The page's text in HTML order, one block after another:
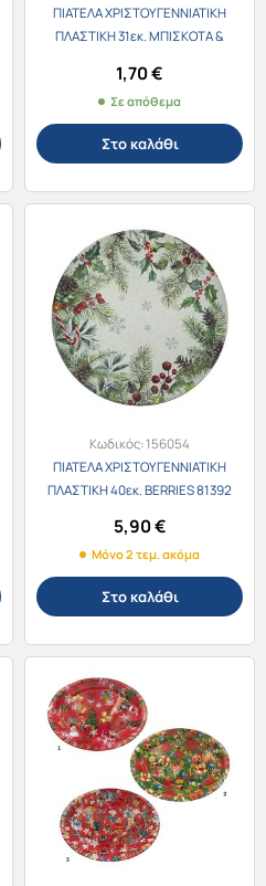
ΠΙΑΤΕΛΑ ΧΡΙΣΤΟΥΓΕΝΝΙΑΤΙΚΗ
ΠΛΑΣΤΙΚΗ 31εκ. ΜΠΙΣΚΟΤΑ &
1,70€
Σε απόθεμα
Στο καλάθι
Κωδικός:156054
ΠΙΑΤΕΛΑ ΧΡΙΣΤΟΥΓΕΝΝΙΑΤΙΚΗ
ΠΛΑΣΤΙΚΗ 40εκ. BERRIES 81392
5,90€
Μόνο 2 τεμ. ακόμα
Στο καλάθι